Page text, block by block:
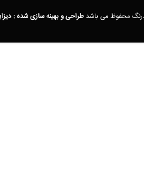
طراحی و بهینه سازی شده :